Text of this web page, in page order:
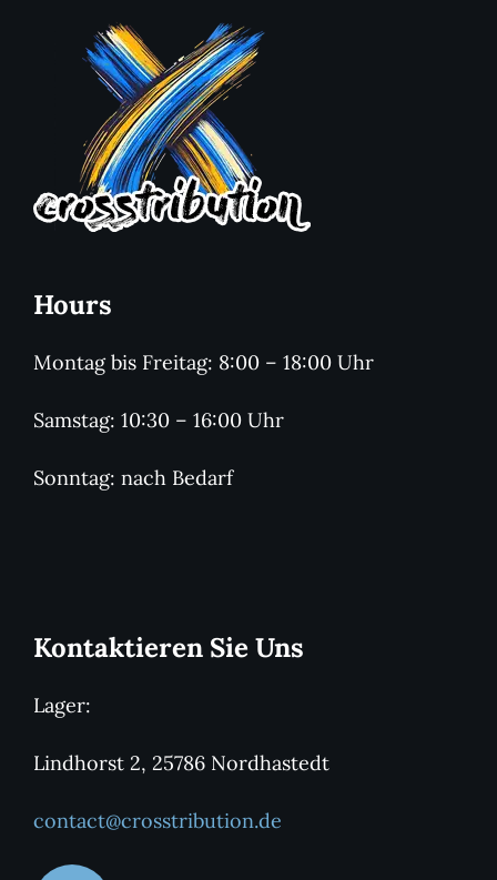
Hours
Montag bis Freitag: 8:00 – 18:00 Uhr
Samstag: 10:30 – 16:00 Uhr
Sonntag: nach Bedarf
Kontaktieren Sie Uns
Lager:
Lindhorst 2, 25786 Nordhastedt
contact@crosstribution.de